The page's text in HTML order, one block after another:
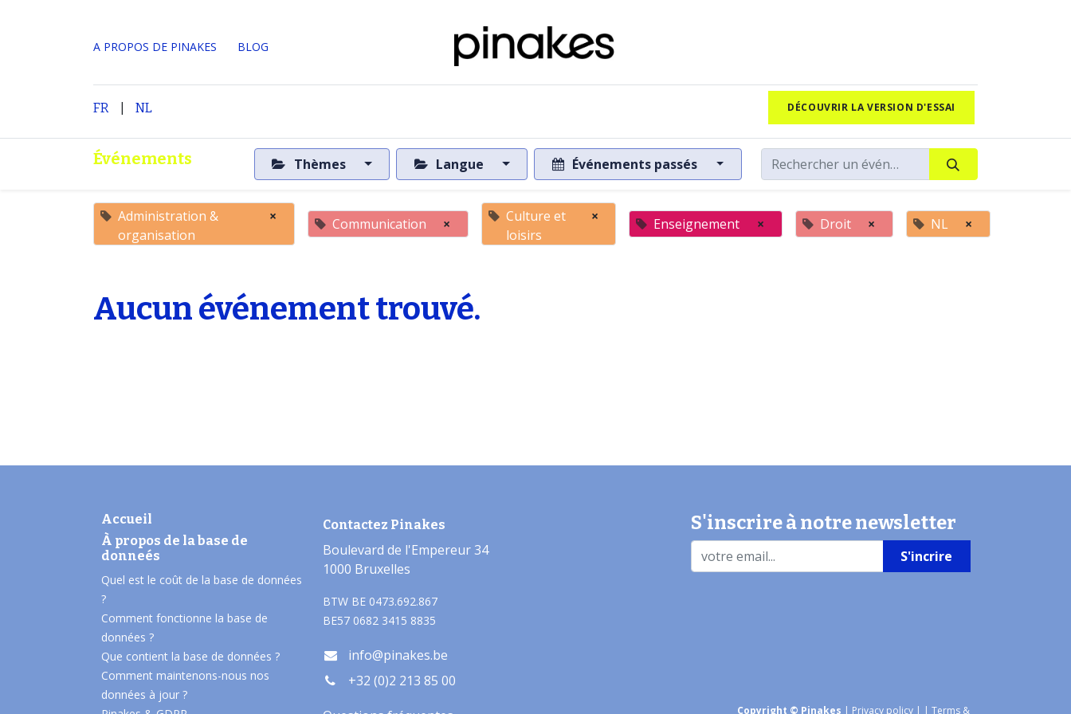
A PROPOS DE PINAKES ​BLOG
FR | NL DÉCOUVRIR LA VERSION D'ESSAI
Événements Thèmes Langue Événements passés
Administration &
organisation
× Communication ×
Culture et
loisirs
× Enseignement × Droit × NL ×
Aucun événement trouvé.
Accueil
À propos de la base de
donneés​
Quel est le coût de la base de données
?
Comment fonctionne la base de
données ?
Que contient la base de données ?
Comment maintenons-nous nos
données à jour ?
Contactez Pinakes
Boulevard de l'Empereur 34
1000 Bruxelles
BTW BE 0473.692.867
BE57 0682 3415 8835
info@pinakes.be
+32 (0)2 213 85 00
S'inscrire à notre newsletter
S'incrire
Copyright © Pinakes | Privacy policy | | Terms &